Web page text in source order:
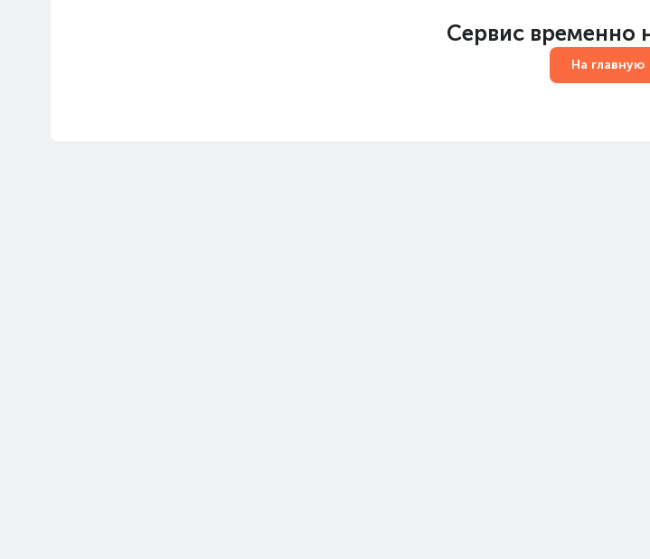
Сервис временно
На главную